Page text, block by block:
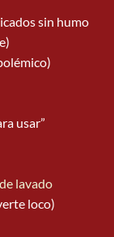
sin humo
usar”
lavado
loco)